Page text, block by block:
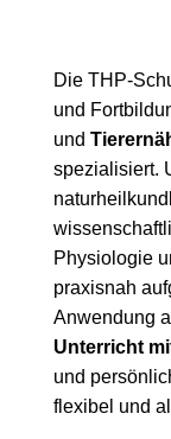
Die THP-
und
und
spezialisiert.
Physiologie
praxisnah
Anwendung
Unterricht
und
flexibel und